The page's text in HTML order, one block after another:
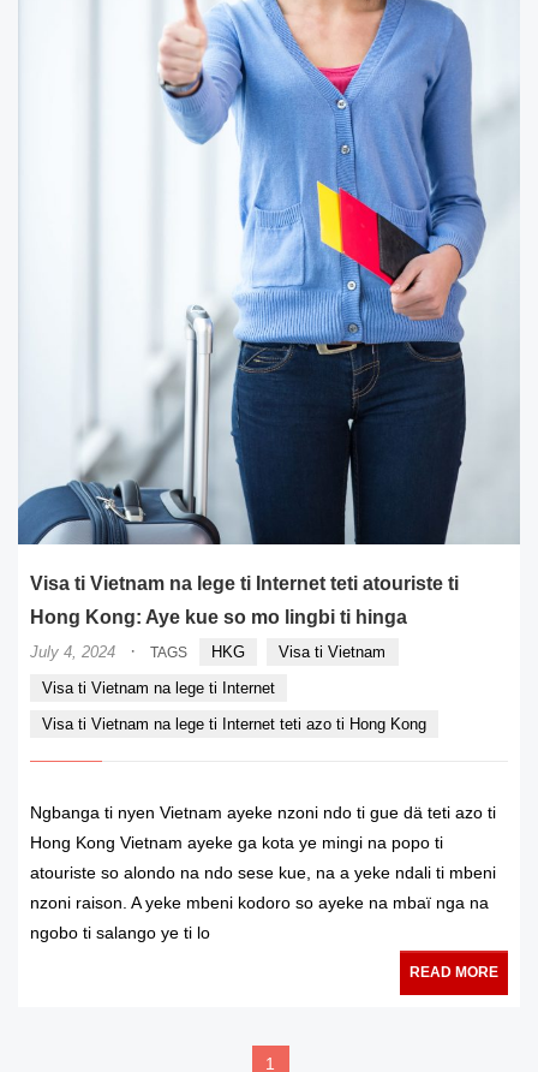
Visa ti Vietnam na lege ti Internet teti atouriste ti
Hong Kong: Aye kue so mo lingbi ti hinga
July 4, 2024 · TAGS HKG
Visa ti Vietnam
Visa ti Vietnam na lege ti Internet
Visa ti Vietnam na lege ti Internet teti azo ti Hong Kong
Ngbanga ti nyen Vietnam ayeke nzoni ndo ti gue dä teti azo ti
Hong Kong Vietnam ayeke ga kota ye mingi na popo ti
atouriste so alondo na ndo sese kue, na a yeke ndali ti mbeni
nzoni raison. A yeke mbeni kodoro so ayeke na mbaï nga na
ngobo ti salango ye ti lo
READ MORE
1